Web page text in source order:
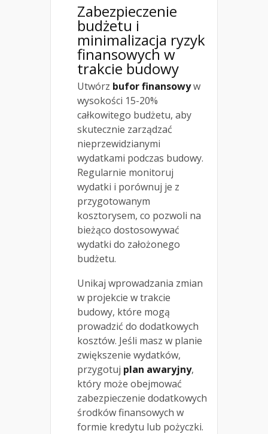
Zabezpieczenie
budżetu i
minimalizacja ryzyk
finansowych w
trakcie budowy
Utwórz bufor finansowyw
wysokości 15-20%
całkowitego budżetu, aby
skutecznie zarządzać
nieprzewidzianymi
wydatkami podczas budowy.
Regularnie monitoruj
wydatki i porównuj je z
przygotowanym
kosztorysem, co pozwoli na
bieżąco dostosowywać
wydatki do założonego
budżetu.
Unikaj wprowadzania zmian
w projekcie w trakcie
budowy, które mogą
prowadzić do dodatkowych
kosztów. Jeśli masz w planie
zwiększenie wydatków,
przygotuj plan awaryjny,
który może obejmować
zabezpieczenie dodatkowych
środków finansowych w
formie kredytu lub pożyczki.